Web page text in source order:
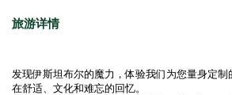
旅游详情
发现伊斯坦布尔的魔力，体验我们为您量身定制
在舒适、文化和难忘的回忆。